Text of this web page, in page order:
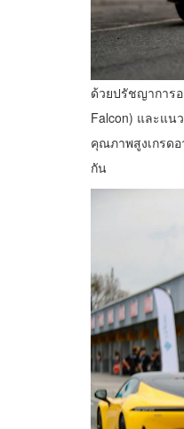
ด้วยปรัชญาการ
Falcon) และแน
คุณภาพสูงเกรด
กัน